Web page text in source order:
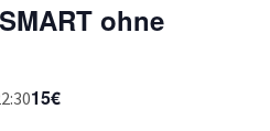
ohne
15€